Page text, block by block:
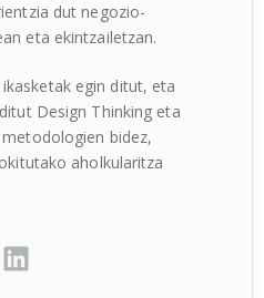
dut negozio-
eta ekintzailetzan.
egin ditut, eta
Design Thinking eta
bidez,
aholkularitza